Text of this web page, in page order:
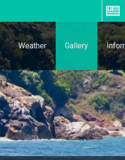
ΕΛ
Weather Gallery